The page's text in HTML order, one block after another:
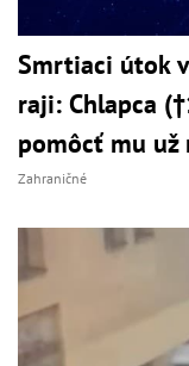
Smrtiaci útok
raji: Chlapca
pomôcť mu už
Zahraničné